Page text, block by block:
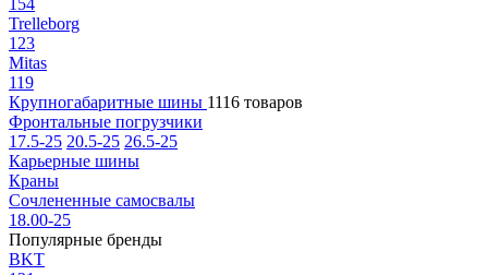
154
Trelleborg
123
Mitas
119
Крупногабаритные шины 1116 товаров
Фронтальные погрузчики
17.5-25 20.5-25 26.5-25
Карьерные шины
Краны
Сочлененные самосвалы
18.00-25
Популярные бренды
BKT